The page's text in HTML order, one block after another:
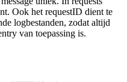
Ook het requestID dient te
logbestanden, zodat altijd
van toepassing is.